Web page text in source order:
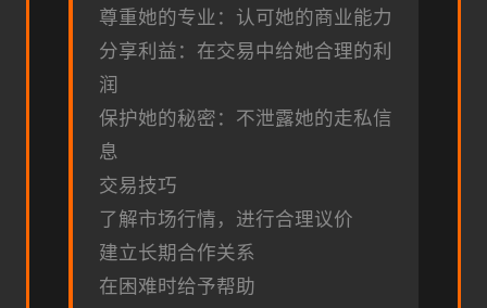
尊重她的专业：认可她的商业能力
分享利益：在交易中给她合理的利
润
保护她的秘密：不泄露她的走私信
息
交易技巧
了解市场行情，进行合理议价
建立长期合作关系
在困难时给予帮助